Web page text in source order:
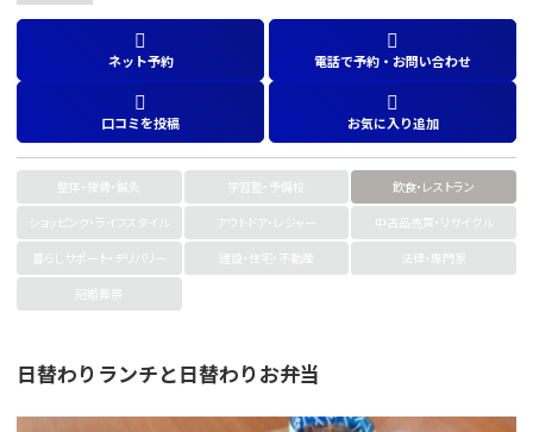
ネット予約 電話で予約・お問い合わせ
口コミを投稿 お気に入り追加
整体・接骨・鍼灸 学習塾・予備校
飲食・レストラン
ショッピング・ライフスタイル
アウトドア・レジャー
中古品売買・リサイクル
暮らしサポート・デリバリー
建設・住宅・不動産
法律・専門家
冠婚葬祭
日替わりランチと日替わりお弁当